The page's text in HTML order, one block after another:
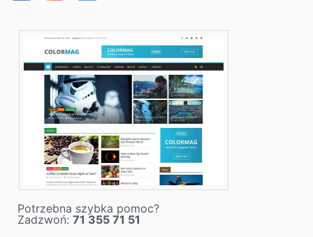
Potrzebna szybka pomoc?
Zadzwoń: 71 355 71 51